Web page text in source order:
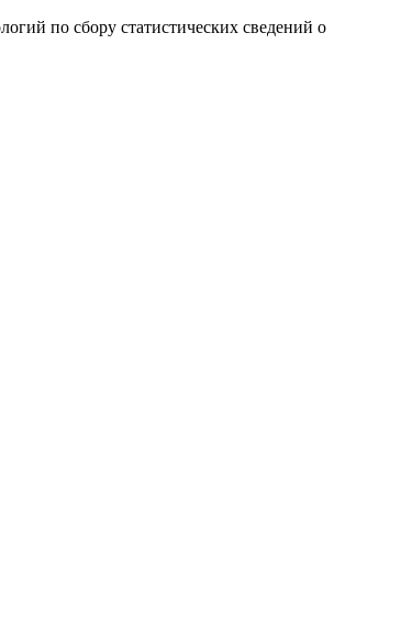
по сбору статистических сведений о